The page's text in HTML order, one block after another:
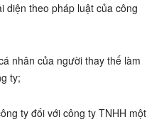
diện theo pháp luật của công
nhân của người thay thế làm
ty;
ty đối với công ty TNHH một